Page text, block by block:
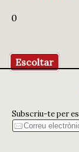
0
Escoltar
Subscriu-te per